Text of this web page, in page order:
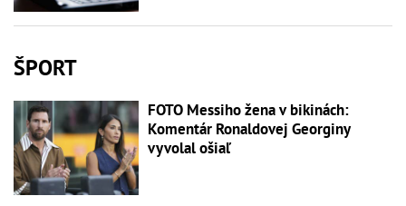
ŠPORT
FOTO Messiho žena v bikinách:
Komentár Ronaldovej Georginy
vyvolal ošiaľ